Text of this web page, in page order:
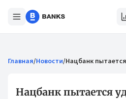
Главная/Новости/Нацбанк
Нацбанк пытается